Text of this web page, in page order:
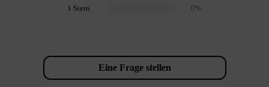
1 Stern
0%
Eine Frage stellen